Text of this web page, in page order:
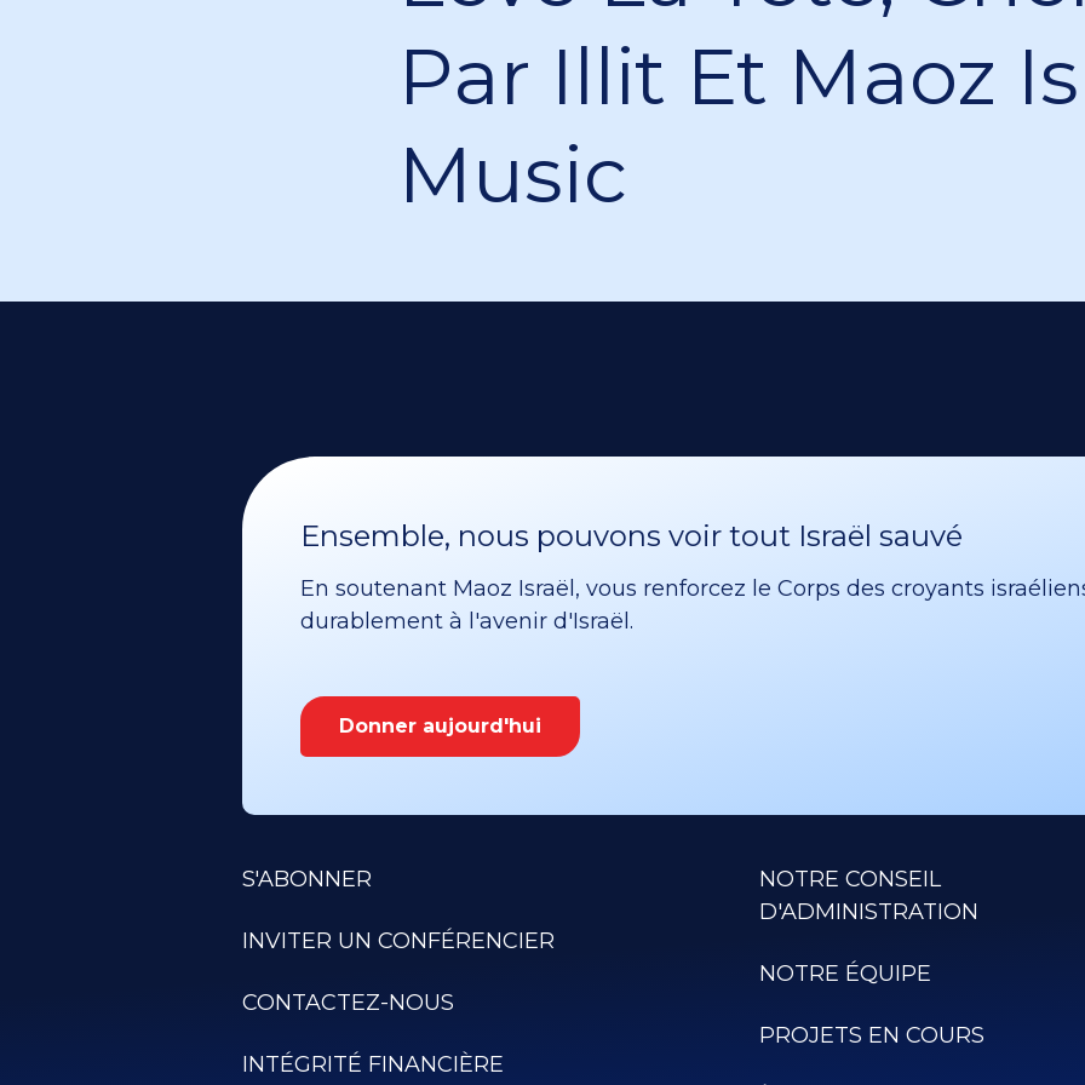
Par Illit Et Maoz
Music
Ensemble, nous pouvons voir tout Israël sauvé
En soutenant Maoz Israël, vous renforcez le Corps des croyants
durablement à l'avenir d'Israël.
Donner aujourd'hui
S'ABONNER
INVITER UN CONFÉRENCIER
CONTACTEZ-NOUS
INTÉGRITÉ FINANCIÈRE
NOTRE CONSEIL
D'ADMINISTRATION
NOTRE ÉQUIPE
PROJETS EN COURS